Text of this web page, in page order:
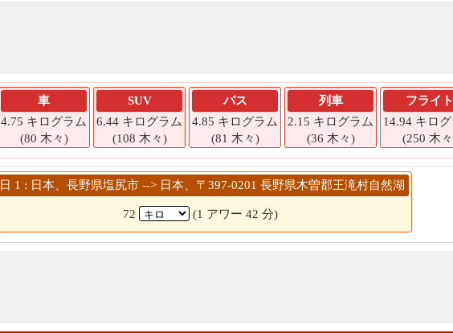
車
4.75 キログラム
(80 木々)
SUV
6.44 キログラム
(108 木々)
バス
4.85 キログラム
(81 木々)
列車
2.15 キログラム
(36 木々)
フライト
14.94 キロ
(250 木
日 1 : 日本、長野県塩尻市 --> 日本、〒397-0201 長野県木曽郡王滝村自然湖
72 (1 アワー 42 分)